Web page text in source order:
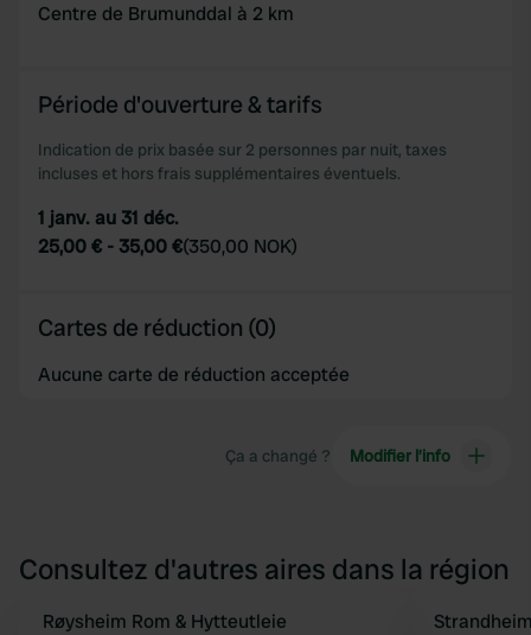
Centre de Brumunddal à 2 km
Période d'ouverture & tarifs
Indication de prix basée sur 2 personnes par nuit, taxes
incluses et hors frais supplémentaires éventuels.
1 janv. au 31 déc.
25,00 € - 35,00 €(350,00 NOK)
Cartes de réduction (0)
Aucune carte de réduction acceptée
Ça a changé ? Modifier l’info
Consultez d'autres aires dans la région
Røysheim Rom & Hytteutleie